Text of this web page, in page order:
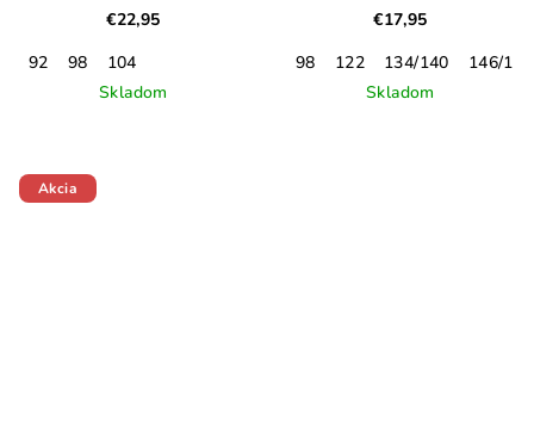
€22,95
92
98
104
Skladom
€17,95
98
122 134/140
146/152
Skladom
Akcia